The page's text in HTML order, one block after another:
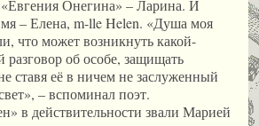
Онегина» – Ларина. И
– Елена, m-lle Helen. «Душа моя
что может возникнуть какой-
разговор об особе, защищать
ставя её в ничем не заслуженный
– вспоминал поэт.
в действительности звали Марией